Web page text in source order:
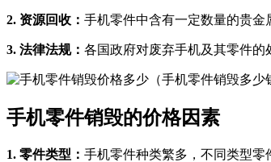
2. 资源回收： 手机零件中含有一定数量的贵金
3. 法律法规： 各国政府对废弃手机及其零件的
手机零件销毁的价格因素
1. 零件类型： 手机零件种类繁多，不同类型零